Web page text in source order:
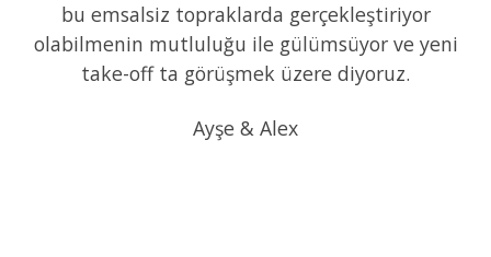
bu emsalsiz topraklarda gerçekleştiriyor
olabilmenin mutluluğu ile gülümsüyor ve yeni
take-off ta görüşmek üzere diyoruz.
Ayşe & Alex